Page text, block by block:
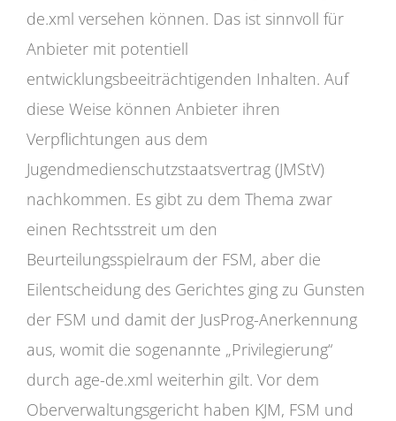
de.xml versehen können. Das ist sinnvoll für
Anbieter mit potentiell
entwicklungsbeeiträchtigenden Inhalten. Auf
diese Weise können Anbieter ihren
Verpflichtungen aus dem
Jugendmedienschutzstaatsvertrag (JMStV)
nachkommen. Es gibt zu dem Thema zwar
einen Rechtsstreit um den
Beurteilungsspielraum der FSM, aber die
Eilentscheidung des Gerichtes ging zu Gunsten
der FSM und damit der JusProg-Anerkennung
aus, womit die sogenannte „Privilegierung“
durch age-de.xml weiterhin gilt. Vor dem
Oberverwaltungsgericht haben KJM, FSM und